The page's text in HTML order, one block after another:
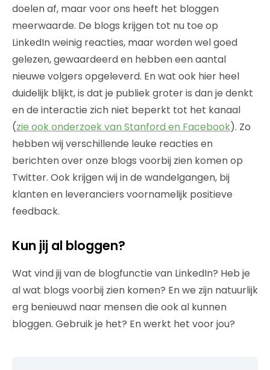
doelen af, maar voor ons heeft het bloggen
meerwaarde. De blogs krijgen tot nu toe op
LinkedIn weinig reacties, maar worden wel goed
gelezen, gewaardeerd en hebben een aantal
nieuwe volgers opgeleverd. En wat ook hier heel
duidelijk blijkt, is dat je publiek groter is dan je denkt
en de interactie zich niet beperkt tot het kanaal
(zie ook onderzoek van Stanford en Facebook). Zo
hebben wij verschillende leuke reacties en
berichten over onze blogs voorbij zien komen op
Twitter. Ook krijgen wij in de wandelgangen, bij
klanten en leveranciers voornamelijk positieve
feedback.
Kun jij al bloggen?
Wat vind jij van de blogfunctie van LinkedIn? Heb je
al wat blogs voorbij zien komen? En we zijn natuurlijk
erg benieuwd naar mensen die ook al kunnen
bloggen. Gebruik je het? En werkt het voor jou?